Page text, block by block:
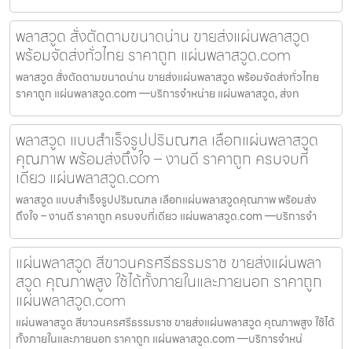
พลาสวูด สั่งตัดตามขนาดน่าน ขายส่งแผ่นพลาสวูด
พร้อมจัดส่งทั่วไทย ราคาถูก แผ่นพลาสวูด.com
พลาสวูด สั่งตัดตามขนาดน่าน ขายส่งแผ่นพลาสวูด พร้อมจัดส่งทั่วไทย
ราคาถูก แผ่นพลาสวูด.com —บริการจำหน่าย แผ่นพลาสวูด, ส่งท
พลาสวูด แบบสำเร็จรูปปริมณฑล เลือกแผ่นพลาสวูด
คุณภาพ พร้อมส่งถึงใจ – งานดี ราคาถูก ครบจบที่
เดียว แผ่นพลาสวูด.com
พลาสวูด แบบสำเร็จรูปปริมณฑล เลือกแผ่นพลาสวูดคุณภาพ พร้อมส่ง
ถึงใจ – งานดี ราคาถูก ครบจบที่เดียว แผ่นพลาสวูด.com —บริการจำ
แผ่นพลาสวูด สีขาวนครศรีธรรมราช ขายส่งแผ่นพลา
สวูด คุณภาพสูง ใช้ได้ทั้งภายในและภายนอก ราคาถูก
แผ่นพลาสวูด.com
แผ่นพลาสวูด สีขาวนครศรีธรรมราช ขายส่งแผ่นพลาสวูด คุณภาพสูง ใช้ได้
ทั้งภายในและภายนอก ราคาถูก แผ่นพลาสวูด.com —บริการจำหน่